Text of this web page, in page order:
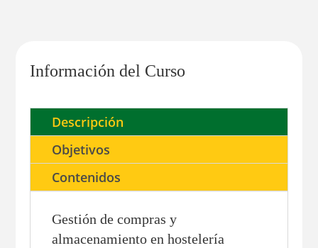
otros
y
equipos
restauración
Información del Curso
Descripción
Objetivos
Contenidos
Gestión de compras y
almacenamiento en hostelería